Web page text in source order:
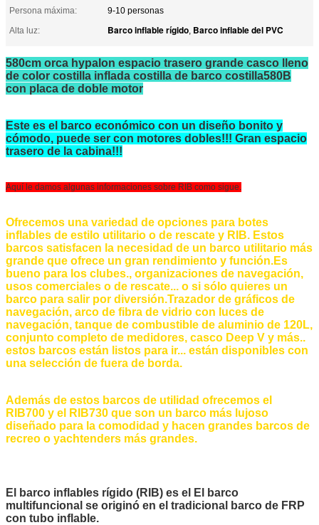
Persona máxima:
9-10 personas
Alta luz:
Barco inflable rígido, Barco inflable del PVC
580cm orca hypalon espacio trasero grande casco lleno
de color costilla inflada costilla de barco costilla580B
con placa de doble motor
Este es el barco económico con un diseño bonito y
cómodo, puede ser con motores dobles!!! Gran espacio
trasero de la cabina!!!
Aquí le damos algunas informaciones sobre RIB como sigue.
Ofrecemos una variedad de opciones para botes
inflables de estilo utilitario o de rescate y RIB. Estos
barcos satisfacen la necesidad de un barco utilitario más
grande que ofrece un gran rendimiento y función.Es
bueno para los clubes., organizaciones de navegación,
usos comerciales o de rescate... o si sólo quieres un
barco para salir por diversión.Trazador de gráficos de
navegación, arco de fibra de vidrio con luces de
navegación, tanque de combustible de aluminio de 120L,
conjunto completo de medidores, casco Deep V y más..
estos barcos están listos para ir... están disponibles con
una selección de fuera de borda.
Además de estos barcos de utilidad ofrecemos el
RIB700 y el RIB730 que son un barco más lujoso
diseñado para la comodidad y hacen grandes barcos de
recreo o yachtenders más grandes.
El barco inflables rígido (RIB) es el
El barco
multifuncional se originó en el tradicional barco de FRP
con tubo inflable.